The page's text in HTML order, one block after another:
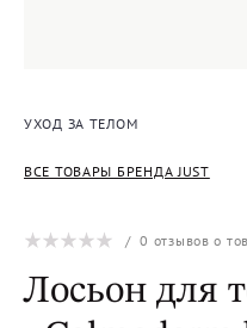
УХОД ЗА ТЕЛОМ
ВСЕ ТОВАРЫ БРЕНДА JUST
/0 отзывов о
Лосьон для